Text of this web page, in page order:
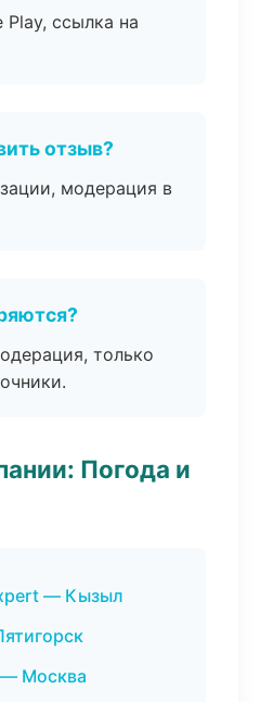
ссылка на
отзыв?
модерация в
только
Погода и
— Кызыл
— Москва